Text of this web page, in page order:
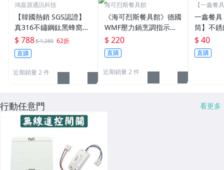
鴻嘉源通訊科技
【韓國熱銷 SGS認證】
真316不鏽鋼鈦黑蜂窩紋
炒鍋 蜂巢設計 不沾鍋 快
速導熱 平底鍋 炒菜鍋 鍋
子 炒鍋
$ 788$ 1,280 62折
直購
近期銷量 2 件
海可烈斯餐具館
《海可烈斯餐具館》德國
WMF壓力鍋烹調指示器
密封環(適用Perfect全聯
快易鍋 / Perfect Plus系
列)
$ 220
直購
近期銷量 2 件
【一鑫餐
一鑫餐
筒】不
筒燉桶
$ 40
直購
行動任意門 看更多